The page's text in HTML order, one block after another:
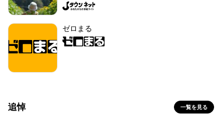
ゼロまる
追悼 一覧を見る